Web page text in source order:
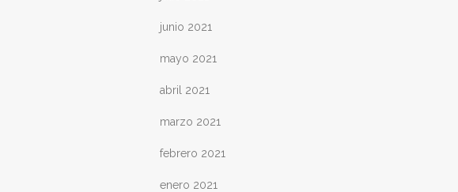
junio 2021
mayo 2021
abril 2021
marzo 2021
febrero 2021
enero 2021